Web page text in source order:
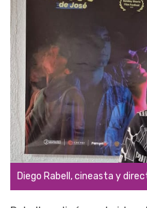
Diego Rabell, cineasta y